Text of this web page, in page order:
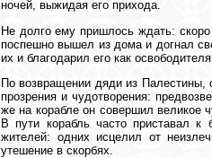
ночей, выжидая его прихода.
Не долго ему пришлось ждать:
поспешно вышел из дома и догнал
их и благодарил его как
По возвращении дяди из Палестины,
прозрения и чудотворения:
же на корабле он совершил великое
В пути корабль часто приставал к
жителей: одних исцелил от
утешение в скорбях.